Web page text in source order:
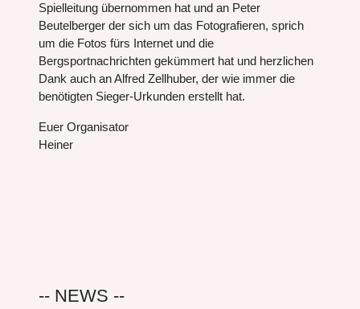
Spielleitung übernommen hat und an Peter
Beutelberger der sich um das Fotografieren, sprich
um die Fotos fürs Internet und die
Bergsportnachrichten gekümmert hat und herzlichen
Dank auch an Alfred Zellhuber, der wie immer die
benötigten Sieger-Urkunden erstellt hat.
Euer Organisator
Heiner
-- NEWS --